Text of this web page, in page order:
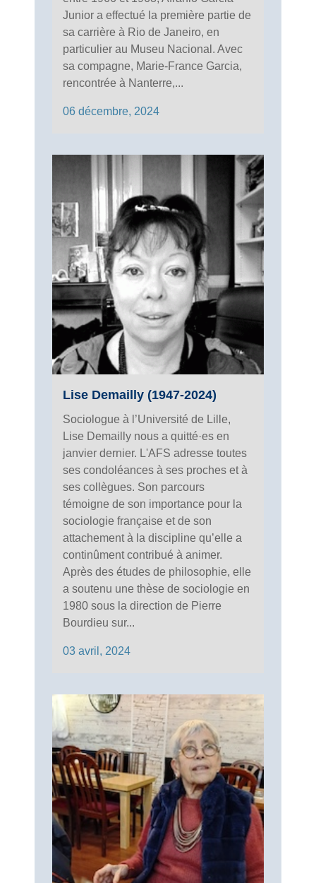
Junior a effectué la première partie de
sa carrière à Rio de Janeiro, en
particulier au Museu Nacional. Avec
sa compagne, Marie-France Garcia,
rencontrée à Nanterre,...
06 décembre, 2024
Lise Demailly (1947-2024)
Sociologue à l’Université de Lille,
Lise Demailly nous a quitté·es en
janvier dernier. L'AFS adresse toutes
ses condoléances à ses proches et à
ses collègues. Son parcours
témoigne de son importance pour la
sociologie française et de son
attachement à la discipline qu’elle a
continûment contribué à animer.
Après des études de philosophie, elle
a soutenu une thèse de sociologie en
1980 sous la direction de Pierre
Bourdieu sur...
03 avril, 2024